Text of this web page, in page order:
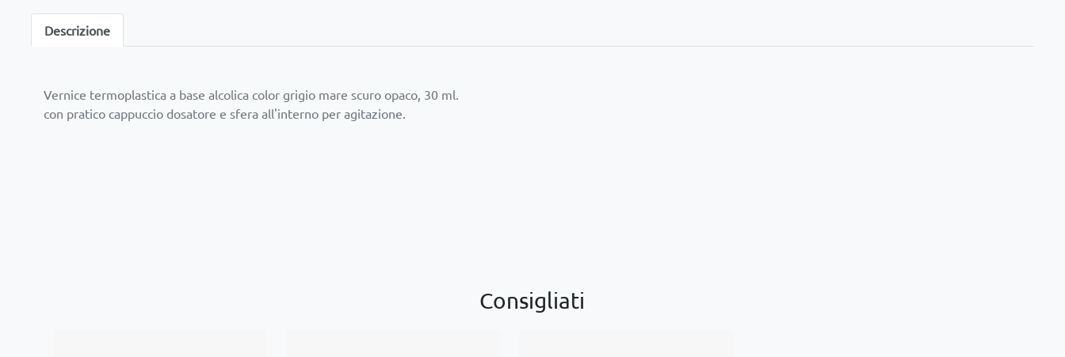
Descrizione
Vernice termoplastica a base alcolica color grigio mare scuro opaco, 30 ml.
con pratico cappuccio dosatore e sfera all'interno per agitazione.
Consigliati